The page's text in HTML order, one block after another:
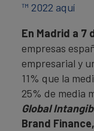
™ 2022 aquí
En Madrid a 7
empresas
empresarial y
11% que la
25% de media
Global
Brand Finance,